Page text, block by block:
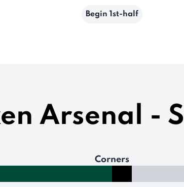
Begin 1st-half
Arsenal -
Corners